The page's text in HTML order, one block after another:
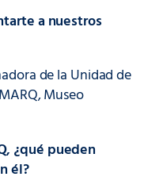
a nuestros
de la Unidad de
Museo
¿qué pueden
él?